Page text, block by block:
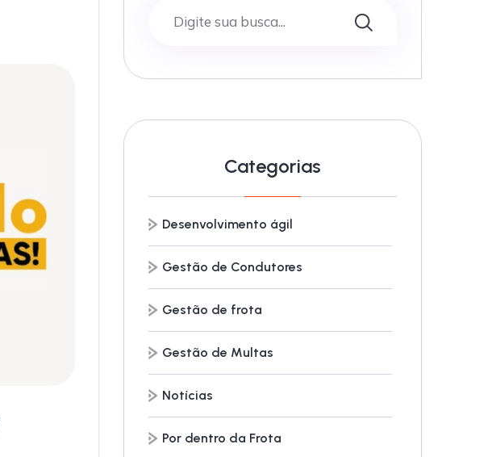
Categorias
Desenvolvimento ágil
Gestão de Condutores
Gestão de frota
Gestão de Multas
Notícias
Por dentro da Frota